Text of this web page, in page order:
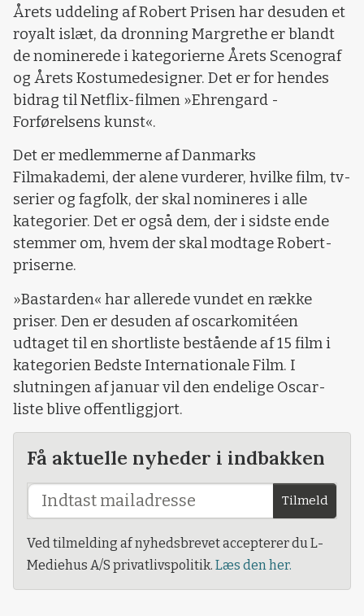
Årets uddeling af Robert Prisen har desuden et
royalt islæt, da dronning Margrethe er blandt
de nominerede i kategorierne Årets Scenograf
og Årets Kostumedesigner. Det er for hendes
bidrag til Netflix-filmen »Ehrengard -
Forførelsens kunst«.
Det er medlemmerne af Danmarks
Filmakademi, der alene vurderer, hvilke film, tv-
serier og fagfolk, der skal nomineres i alle
kategorier. Det er også dem, der i sidste ende
stemmer om, hvem der skal modtage Robert-
priserne.
»Bastarden« har allerede vundet en række
priser. Den er desuden af oscarkomitéen
udtaget til en shortliste bestående af 15 film i
kategorien Bedste Internationale Film. I
slutningen af januar vil den endelige Oscar-
liste blive offentliggjort.
Få aktuelle nyheder i indbakken
Tilmeld
Ved tilmelding af nyhedsbrevet accepterer du L-
Mediehus A/S privatlivspolitik. Læs den her.